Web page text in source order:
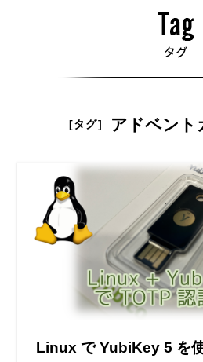
[タグ] アドベント
Linux で YubiKey 5 を